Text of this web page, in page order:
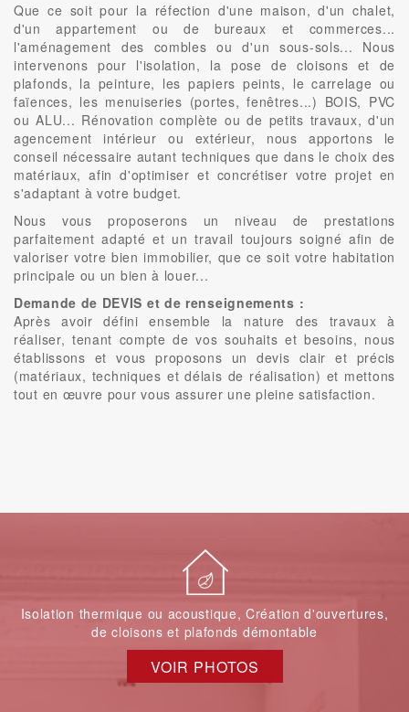
Que ce soit pour la réfection d'une maison, d'un chalet,
d'un appartement ou de bureaux et commerces...
l'aménagement des combles ou d'un sous-sols... Nous
intervenons pour l'isolation, la pose de cloisons et de
plafonds, la peinture, les papiers peints, le carrelage ou
faïences, les menuiseries (portes, fenêtres...) BOIS, PVC
ou ALU... Rénovation complète ou de petits travaux, d'un
agencement intérieur ou extérieur, nous apportons le
conseil nécessaire autant techniques que dans le choix des
matériaux, afin d'optimiser et concrétiser votre projet en
s'adaptant à votre budget.
Nous vous proposerons un niveau de prestations
parfaitement adapté et un travail toujours soigné afin de
valoriser votre bien immobilier, que ce soit votre habitation
principale ou un bien à louer...
Demande de DEVIS et de renseignements :
Après avoir défini ensemble la nature des travaux à
réaliser, tenant compte de vos souhaits et besoins, nous
établissons et vous proposons un devis clair et précis
(matériaux, techniques et délais de réalisation) et mettons
tout en œuvre pour vous assurer une pleine satisfaction.
Isolation thermique ou acoustique, Création d'ouvertures,
de cloisons et plafonds démontable
VOIR PHOTOS